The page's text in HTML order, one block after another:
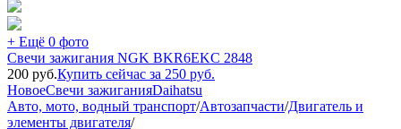
+ Ещё 0 фото
Свечи зажигания NGK BKR6EKC 2848
200 руб.Купить сейчас за 250 руб.
НовоеСвечи зажиганияDaihatsu
Авто, мото, водный транспорт/Автозапчасти/Двигатель и
элементы двигателя/